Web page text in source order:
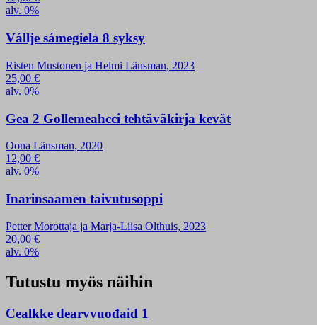
alv. 0%
Vállje sámegiela 8 syksy
Risten Mustonen ja Helmi Länsman, 2023
25,00 €
alv. 0%
Gea 2 Gollemeahcci tehtäväkirja kevät
Oona Länsman, 2020
12,00 €
alv. 0%
Inarinsaamen taivutusoppi
Petter Morottaja ja Marja-Liisa Olthuis, 2023
20,00 €
alv. 0%
Tutustu myös näihin
Cealkke dearvvuođaid 1